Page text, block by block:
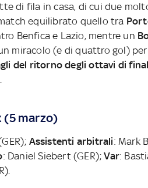
di fila in casa, di cui due
equilibrato quello tra
Benfica e Lazio, mentre un
miracolo (e di quattro gol)
del ritorno degli ottavi di
(5 marzo)
Assistenti arbitrali: Mark
: Daniel Siebert (GER);Var: